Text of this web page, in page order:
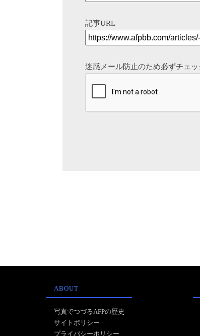
記事URL
迷惑メール防止のため必ずチェ
ABOUT
写真でつづるAFPの歴史
サイトポリシー
プライバシーポリシー